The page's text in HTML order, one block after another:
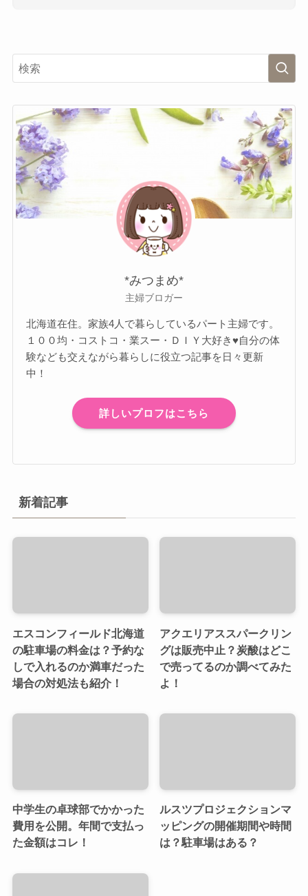
*みつまめ*
主婦ブロガー
北海道在住。家族4人で暮らしているパート主婦です。
１００均・コストコ・業スー・ＤＩＹ大好き♥自分の体
験なども交えながら暮らしに役立つ記事を日々更新
中！
詳しいプロフはこちら
新着記事
エスコンフィールド北海道
の駐車場の料金は？予約な
しで入れるのか満車だった
場合の対処法も紹介！
アクエリアススパークリン
グは販売中止？炭酸はどこ
で売ってるのか調べてみた
よ！
中学生の卓球部でかかった
費用を公開。年間で支払っ
た金額はコレ！
ルスツプロジェクションマ
ッピングの開催期間や時間
は？駐車場はある？